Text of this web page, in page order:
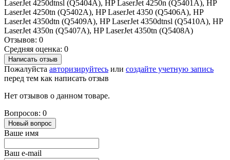
LaserJet 4250dtnsl (Q5404A), HP LaserJet 4250n (Q5401A), HP
LaserJet 4250tn (Q5402A), HP LaserJet 4350 (Q5406A), HP
LaserJet 4350dtn (Q5409A), HP LaserJet 4350dtnsl (Q5410A), HP
LaserJet 4350n (Q5407A), HP LaserJet 4350tn (Q5408A)
Отзывов: 0
Средняя оценка: 0
Написать отзыв
Пожалуйста авторизируйтесь или создайте учетную запись
перед тем как написать отзыв
Нет отзывов о данном товаре.
Вопросов: 0
Новый вопрос
Ваше имя
Ваш e-mail